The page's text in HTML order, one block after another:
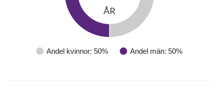
Andel kvinnor: 50% Andel män: 50%
ÅR